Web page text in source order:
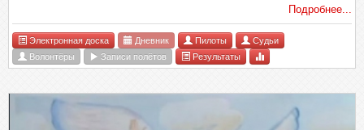
Подробнее...
Электронная доска Дневник Пилоты
Судьи
Волонтёры
Записи полётов Результаты